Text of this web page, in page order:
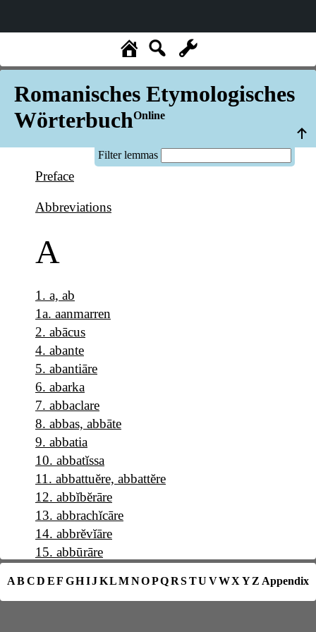
Romanisches Etymologisches
WörterbuchOnline
Filter lemmas
Preface
Abbreviations
A
1 . a, ab
1a. aanmarren
2. abācus
4. abante
5. abantiāre
6. abarka
7. abbaclare
8. abbas, abbāte
9. abbatia
10. abbatĭssa
11 . abbattuĕre, abbattĕre
12. abbĭbĕrāre
13. abbrachĭcāre
14. abbrĕvĭāre
15. abbūrāre
17.abĕllāna
A BCD EF GHIJKL MNOPQRSTU VWX YZ Appendix